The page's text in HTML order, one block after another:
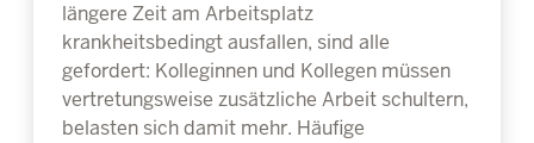
längere Zeit am Arbeitsplatz
krankheitsbedingt ausfallen, sind alle
gefordert: Kolleginnen und Kollegen müssen
vertretungsweise zusätzliche Arbeit schultern,
belasten sich damit mehr. Häufige